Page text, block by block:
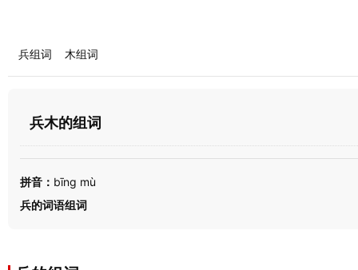
兵组词 木组词
兵木的组词
拼音： bīng mù
兵的词语组词